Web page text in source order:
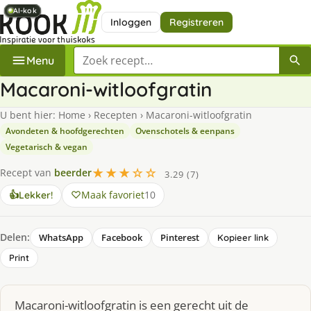
Inloggen Registreren
Menu Zoek een recept
Macaroni-witloofgratin
U bent hier: Home › Recepten › Macaroni-witloofgratin
Avondeten & hoofdgerechten
Ovenschotels & eenpans
Vegetarisch & vegan
Recept van beerder★★★☆☆
3.29 (7)
👍Lekker! Maak favoriet10
Delen: WhatsApp Facebook Pinterest
Kopieer link
Print
Macaroni-witloofgratin is een gerecht uit de
AI-kok
AI-kok
AI-kok
AI-kok
AI-kok
AI-kok